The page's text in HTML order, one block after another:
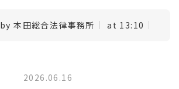
by 本田総合法律事務所 at 13:10
2026.06.16